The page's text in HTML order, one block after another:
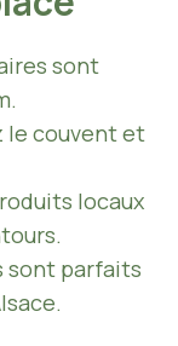
sont
le couvent et
locaux
sont parfaits